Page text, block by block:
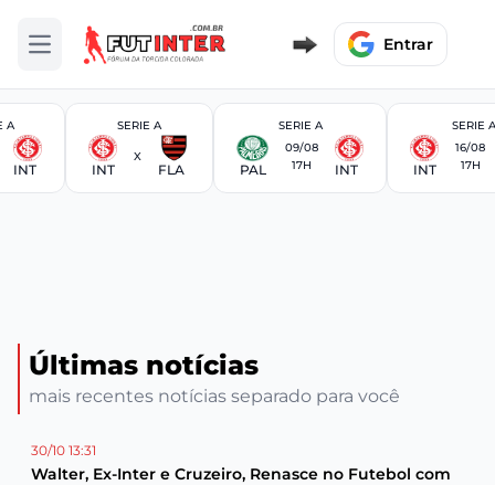
Abrir menu Entrar
A
INT
SERIE A
INT
X
FLA
SERIE A
PAL
09/08
17H
INT
SERIE A
INT
16/08
17H
Últimas notícias
mais recentes notícias separado para você
30/10 13:31
Walter, Ex-Inter e Cruzeiro, Renasce no Futebol com